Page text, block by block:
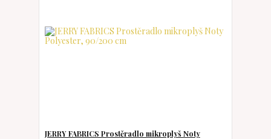
JERRY FABRICS Prostěradlo mikroplyš Noty